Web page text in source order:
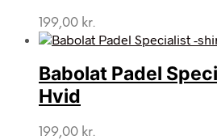
199,00 kr.
Babolat Padel
Hvid
199,00 kr.